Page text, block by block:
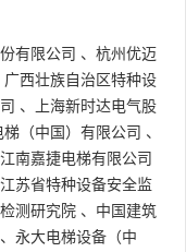
有限公司 、 杭州优迈
广西壮族自治区特种设
、
上海新时达电气股
梯（中国）有限公司 、
南嘉捷电梯有限公司
江苏省特种设备安全监
测研究院 、 中国建筑
、 永大电梯设备（中